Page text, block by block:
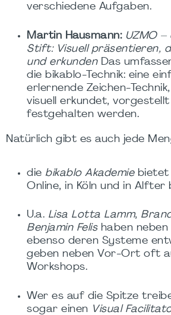
verschiedene Aufgaben.
Martin Hausmann: UZMO
Stift: Visuell präsentieren,
und erkundenDas
die bikablo-Technik: eine
erlernende Zeichen-
visuell erkundet, vorgestellt
festgehalten werden.
Natürlich gibt es auch jede
die bikablo Akademiebietet
Online, in Köln und in Alfter
U.a. Lisa Lotta Lamm,
Benjamin Felishaben neben
ebenso deren Systeme
geben neben Vor-Ort oft
Workshops.
Wer es auf die Spitze
sogar einen Visual